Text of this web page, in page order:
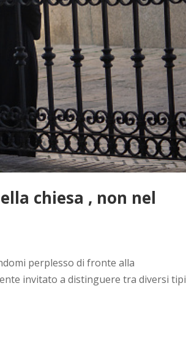
chiesa , non nel
perplesso di fronte alla
invitato a distinguere tra diversi tipi